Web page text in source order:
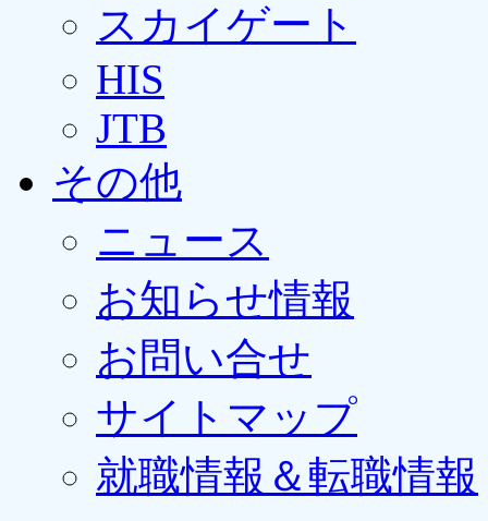
スカイゲート
HIS
JTB
その他
ニュース
お知らせ情報
お問い合せ
サイトマップ
就職情報＆転職情報